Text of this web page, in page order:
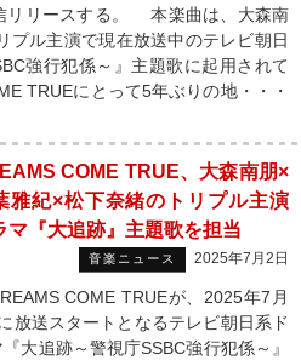
リリースする。 本楽曲は、大森南
プル主演で現在放送中のテレビ朝日
強行犯係～』主題歌に起用されて
TRUEにとって5年ぶりの地・・・
COME TRUE、大森南朋×
雅紀×松下奈緒のトリプル主演
マ『大追跡』主題歌を担当
音楽ニュース 2025年7月2日
COME TRUEが、2025年7月
放送スタートとなるテレビ朝日系ド
『大追跡～警視庁SSBC強行犯係～』